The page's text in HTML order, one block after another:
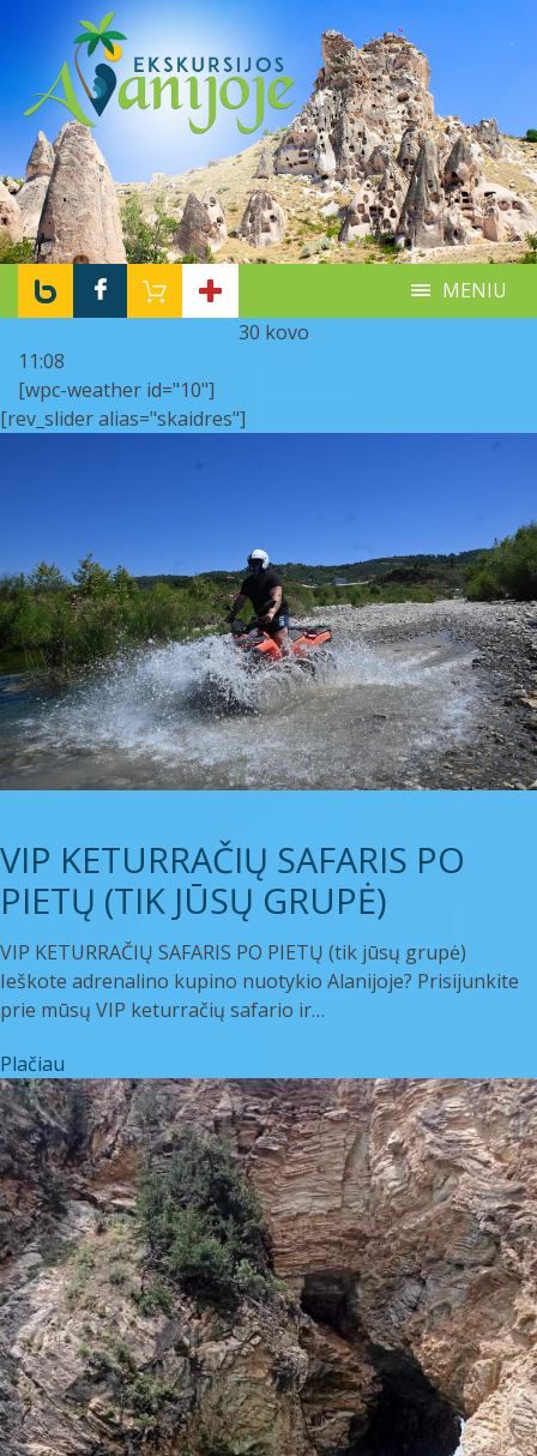
MENIU
30 kovo
11:08
[wpc-weather id="10"]
[rev_slider alias="skaidres"]
VIP KETURRAČIŲ SAFARIS PO
PIETŲ (TIK JŪSŲ GRUPĖ)
VIP KETURRAČIŲ SAFARIS PO PIETŲ (tik jūsų grupė)
Ieškote adrenalino kupino nuotykio Alanijoje? Prisijunkite
prie mūsų VIP keturračių safario ir…
Plačiau